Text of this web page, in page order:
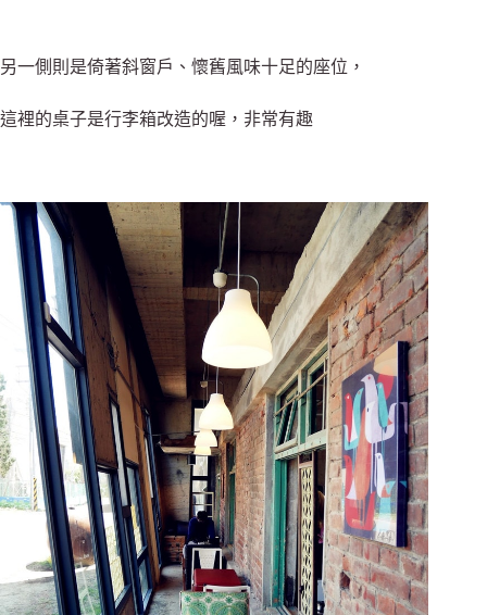
另一側則是倚著斜窗戶、懷舊風味十足的座位，
這裡的桌子是行李箱改造的喔，非常有趣